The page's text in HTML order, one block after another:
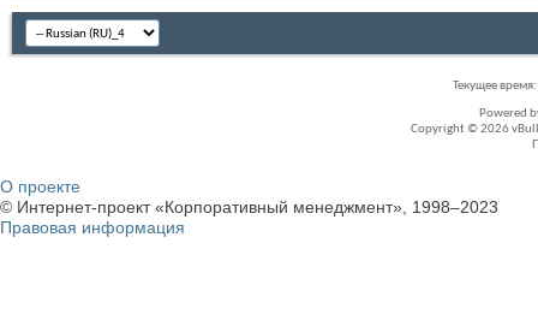
Текущее время:
Powered
Copyright © 2026
О проекте
© Интернет-проект «Корпоративный менеджмент», 1998–2023
Правовая информация